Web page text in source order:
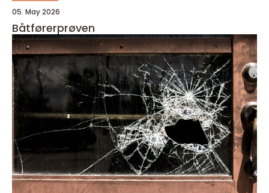
05. May 2026
Båtførerprøven